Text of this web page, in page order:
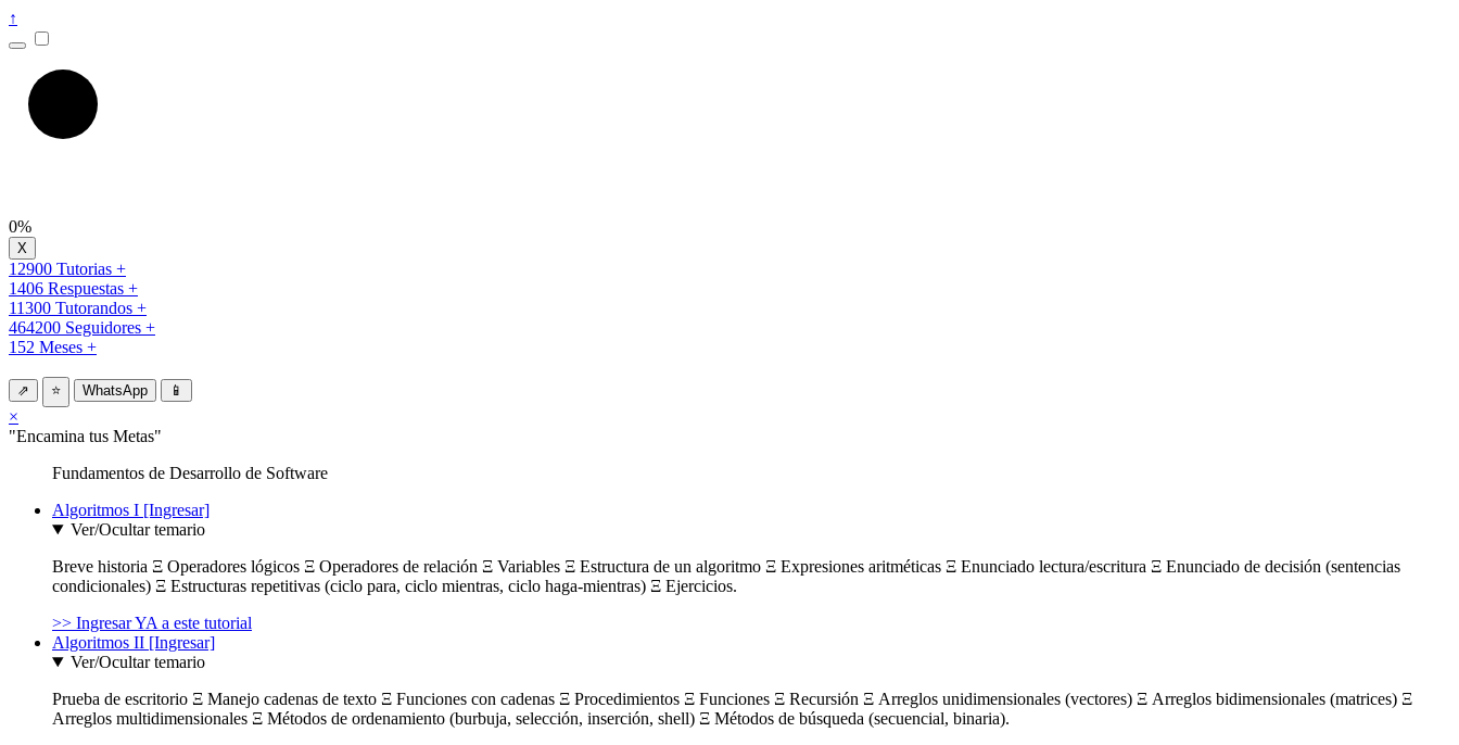
↑
0%
12900 Tutorias +
1406 Respuestas +
11300 Tutorandos +
464200 Seguidores +
152 Meses +
⇗ ⭐ WhatsApp 📱
×
"Encamina tus Metas"
Fundamentos de Desarrollo de Software
Algoritmos I [Ingresar]
Ver/Ocultar temario
Breve historia Ξ Operadores lógicos Ξ Operadores de relación Ξ Variables Ξ Estructura de un algoritmo Ξ Expresiones aritméticas Ξ Enunciado lectura/escritura Ξ Enunciado de decisión (sentencias
condicionales) Ξ Estructuras repetitivas (ciclo para, ciclo mientras, ciclo haga-mientras) Ξ Ejercicios.
>> Ingresar YA a este tutorial
Algoritmos II [Ingresar]
Ver/Ocultar temario
Prueba de escritorio Ξ Manejo cadenas de texto Ξ Funciones con cadenas Ξ Procedimientos Ξ Funciones Ξ Recursión Ξ Arreglos unidimensionales (vectores) Ξ Arreglos bidimensionales (matrices) Ξ
Arreglos multidimensionales Ξ Métodos de ordenamiento (burbuja, selección, inserción, shell) Ξ Métodos de búsqueda (secuencial, binaria).